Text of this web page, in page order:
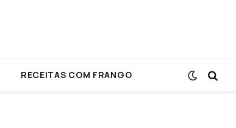
RECEITAS COM FRANGO